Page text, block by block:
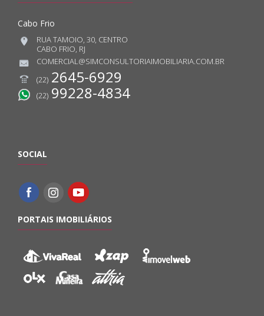
Cabo Frio
RUA TAMOIO, 30, CENTRO
CABO FRIO, RJ
COMERCIAL@SIMCONSULTORIAIMOBILIARIA.COM.BR
(22) 2645-6929
(22) 99228-4834
SOCIAL
PORTAIS IMOBILIÁRIOS